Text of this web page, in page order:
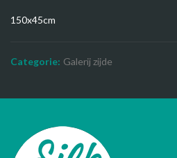
150x45cm
Categorie: Galerij zijde